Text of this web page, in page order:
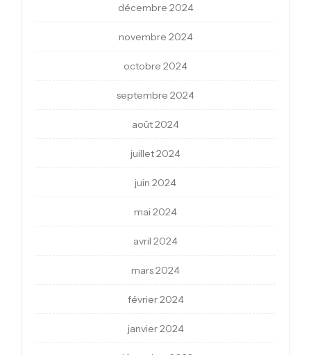
décembre 2024
novembre 2024
octobre 2024
septembre 2024
août 2024
juillet 2024
juin 2024
mai 2024
avril 2024
mars 2024
février 2024
janvier 2024